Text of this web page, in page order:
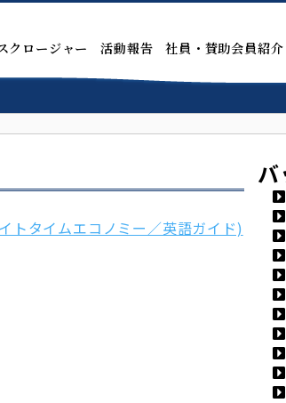
クロージャー 活動報告 社員・賛助会員紹介
トタイムエコノミー／英語ガイド)
バ